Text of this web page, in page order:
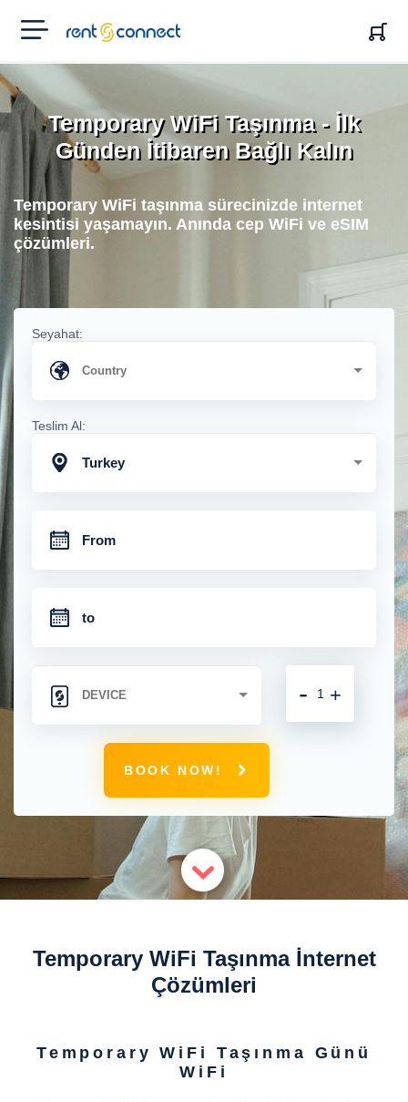
RENT'N
CONNECT
Temporary WiFi Taşınma - İlk
Günden İtibaren Bağlı Kalın
Temporary WiFi taşınma sürecinizde internet
kesintisi yaşamayın. Anında cep WiFi ve eSIM
çözümleri.
Seyahat:
Teslim Al:
Turkey
+
-
BOOK NOW!
Temporary WiFi Taşınma İnternet
Çözümleri
Temporary WiFi Taşınma Günü
WiFi